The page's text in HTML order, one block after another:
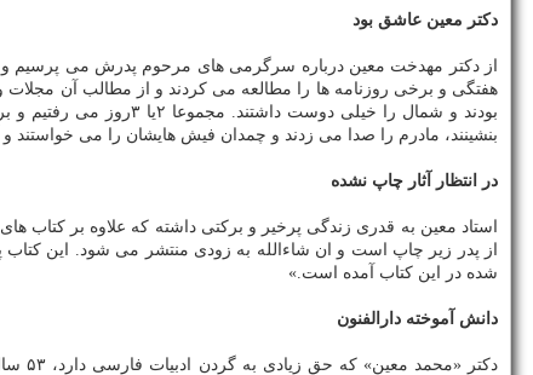
دکتر معین عاشق بود
از دکتر مهدخت معین درباره سرگرمی های مرحوم پدرش می پرسیم و
هفتگی و برخی روزنامه ها را مطالعه می کردند و از مطالب آن
بودند و شمال را خیلی
بنشینند، مادرم را صدا می زدند و چمدان فیش هایشان را می خواستند و
در انتظار آثار چاپ نشده
استاد معین به قدری زندگی پرخیر و برکتی داشته که علاوه بر کتاب
از پدر زیر چاپ است و ان شاءالله به زودی منتشر می شود. این
شده در این کتاب آمده است.»
دانش آموخته دارالفنون